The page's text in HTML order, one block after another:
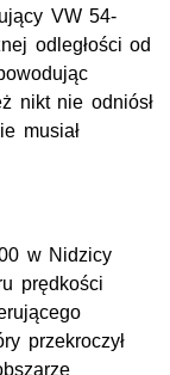
VW 54-
odległości od
nikt nie odniósł
musiał
w Nidzicy
prędkości
przekroczył